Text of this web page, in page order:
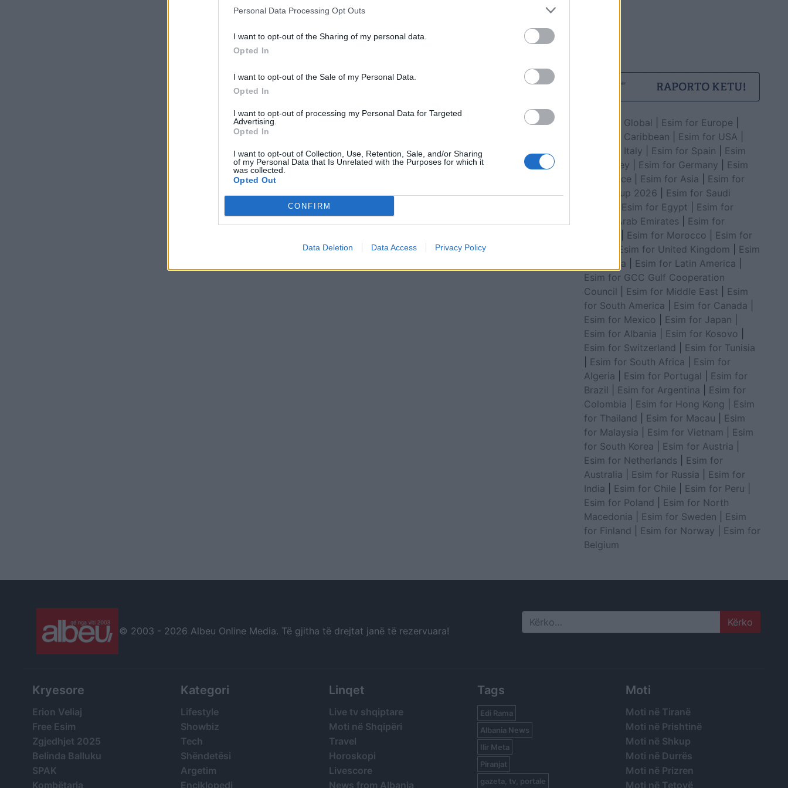
Personal Data Processing Opt Outs
I want to opt-out of the Sharing of my personal data.
Opted In
I want to opt-out of the Sale of my Personal Data.
Opted In
I want to opt-out of processing my Personal Data for Targeted
Advertising.
Opted In
I want to opt-out of Collection, Use, Retention, Sale, and/or Sharing
of my Personal Data that Is Unrelated with the Purposes for which it
was collected.
Opted Out
CONFIRM
Data Deletion Data Access Privacy Policy
Esim for Global Esim for Europe
Esim for Caribbean
Esim for USA
Esim for Italy
Esim for Spain
Esim
for Turkey
Esim for Germany
Esim
for Greece
Esim for Asia
Esim for
World Cup 2026
Esim for Saudi
Esim for Egypt
Esim for
United Arab Emirates
Esim for
Esim for Morocco
Esim for
Esim for United Kingdom
Esim
for Africa
Esim for Latin America
Esim for GCC Gulf Cooperation
Council
Esim for Middle East
Esim
for South America
Esim for Canada
Esim for Mexico
Esim for Japan
Esim for Albania
Esim for Kosovo
Esim for Switzerland
Esim for Tunisia
Esim for South Africa
Esim for
Algeria
Esim for Portugal
Esim for
Brazil
Esim for Argentina
Esim for
Colombia
Esim for Hong Kong
Esim
for Thailand
Esim for Macau
Esim
for Malaysia
Esim for Vietnam
Esim
for South Korea
Esim for Austria
Esim for Netherlands
Esim for
Australia
Esim for Russia
Esim for
India
Esim for Chile Esim for Peru
Esim for Poland
Esim for North
Macedonia
Esim for Sweden
Esim
for Finland
Esim for Norway
Esim for
Belgium
© 2003 - 2026 Albeu Online Media. Të gjitha të drejtat janë të rezervuara! Search
Kryesore
Erion Veliaj
Free Esim
Zgjedhjet 2025
Belinda Balluku
SPAK
Kombëtarja
Kategori
Lifestyle
Showbiz
Tech
Shëndetësi
Argetim
Enciklopedi
Linqet
Live tv shqiptare
Moti në Shqipëri
Travel
Horoskopi
Livescore
News from Albania
Tags
Edi Rama
Albania News
Ilir Meta
Piranjat
gazeta, tv, portale
Moti
Moti në Tiranë
Moti në Prishtinë
Moti në Shkup
Moti në Durrës
Moti në Prizren
Moti në Tetovë